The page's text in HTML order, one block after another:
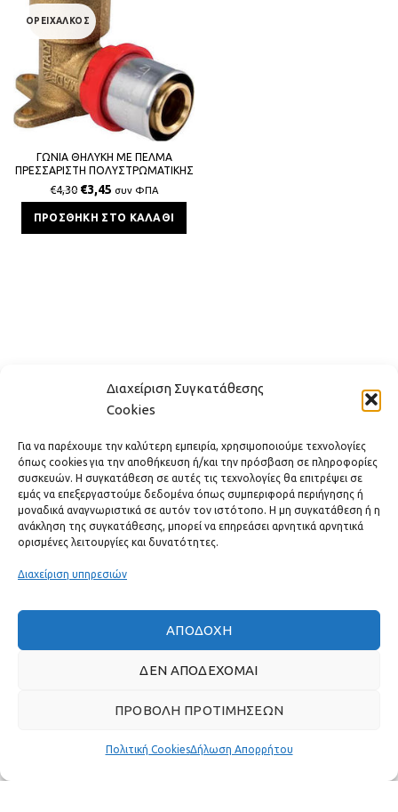
Διαχείριση Συγκατάθεσης
Cookies
Για να παρέχουμε την καλύτερη εμπειρία, χρησιμοποιούμε τεχνολογίες
όπως cookies για την αποθήκευση ή/και την πρόσβαση σε πληροφορίες
συσκευών. Η συγκατάθεση σε αυτές τις τεχνολογίες θα επιτρέψει σε
εμάς να επεξεργαστούμε δεδομένα όπως συμπεριφορά περιήγησης ή
μοναδικά αναγνωριστικά σε αυτόν τον ιστότοπο. Η μη συγκατάθεση ή η
ανάκληση της συγκατάθεσης, μπορεί να επηρεάσει αρνητικά αρνητικά
ορισμένες λειτουργίες και δυνατότητες.
Διαχείριση υπηρεσιών
ΑΠΟΔΟΧΉ
ΔΕΝ ΑΠΟΔΈΧΟΜΑΙ
ΠΡΟΒΟΛΉ ΠΡΟΤΙΜΉΣΕΩΝ
Πολιτική CookiesΔήλωση Απορρήτου
ΟΡΕΙΧΑΛΚΟΣ
ΓΩΝΙΑ ΘΗΛΥΚΗ ΜΕ ΠΕΛΜΑ
ΠΡΕΣΣΑΡΙΣΤΗ ΠΟΛΥΣΤΡΩΜΑΤΙΚΗΣ
16x2x1/2
€4,30 €3,45 συν ΦΠΑ
ΠΡΟΣΘΉΚΗ ΣΤΟ ΚΑΛΆΘΙ
ΧΡΗΣΙΜΟΙ ΣΥΝΔΕΣΜΟΙ
ΓΡΉΓΟΡΟ ΜΕΝΟΎ
Πραγματικές κριτικές πελατών